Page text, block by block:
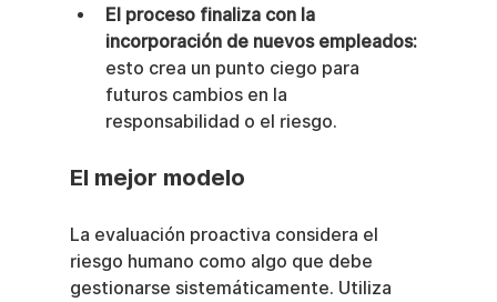
El proceso finaliza con la
incorporación de nuevos empleados:
esto crea un punto ciego para
futuros cambios en la
responsabilidad o el riesgo.
El mejor modelo
La evaluación proactiva considera el
riesgo humano como algo que debe
gestionarse sistemáticamente. Utiliza